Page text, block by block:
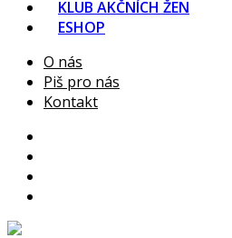
KLUB AKČNÍCH ŽEN
ESHOP
O nás
Piš pro nás
Kontakt